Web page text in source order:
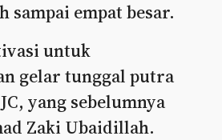
sampai empat besar.
untuk
gelar tunggal putra
yang sebelumnya
Zaki Ubaidillah.